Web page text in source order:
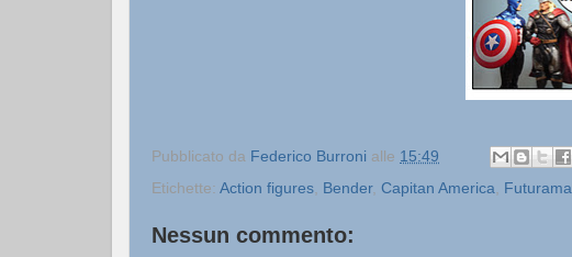
Pubblicato da Federico Burroni alle 15:49
Etichette: Action figures Bender, Capitan America Futurama
Nessun commento: